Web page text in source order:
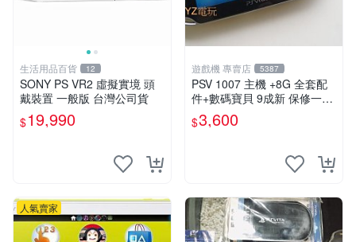
生活用品百貨 12
SONY PS VR2 虛擬實境 頭
戴裝置 一般版 台灣公司貨
$19,990
遊戲機 專賣店 5387
PSV 1007 主機 +8G 全套配
件+數碼寶貝 9成新 保修一年
品質有保障 psvita
$3,600
人氣賣家